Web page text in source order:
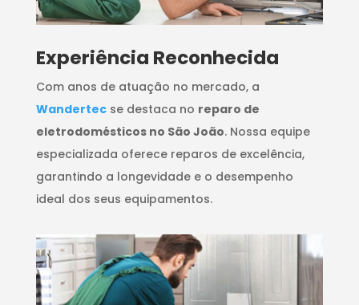
​Experiência Reconhecida
Com anos de atuação no mercado, a
Wandertecse destaca no reparo de
eletrodomésticos no São João. Nossa equipe
especializada oferece reparos de excelência,
garantindo a longevidade e o desempenho
ideal dos seus equipamentos.